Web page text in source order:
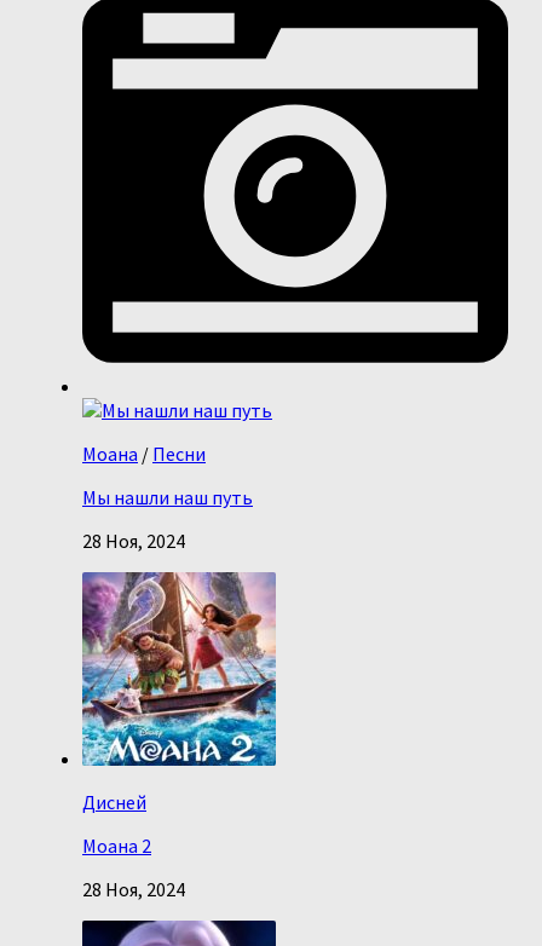
Моана / Песни
Мы нашли наш путь
28 Ноя, 2024
Дисней
Моана 2
28 Ноя, 2024